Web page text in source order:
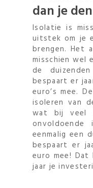
dan je
Isolatie is
uitstek om je
brengen. Het
misschien wel
de
bespaart er
euro’s mee.
isoleren van
wat bij veel
eenmalig een
bespaart er
euro mee!
jaar je